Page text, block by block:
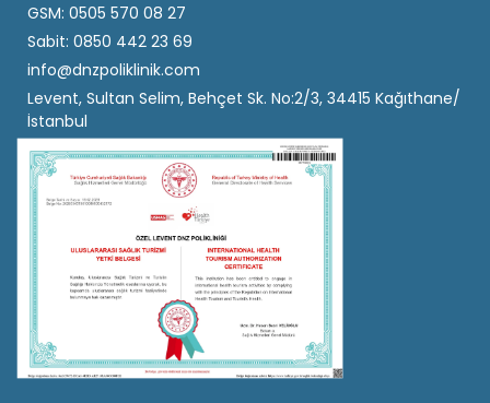
GSM: 0505 570 08 27
Sabit: 0850 442 23 69
info@dnzpoliklinik.com
Levent, Sultan Selim, Behçet Sk. No:2/3, 34415 Kağıthane/
İstanbul